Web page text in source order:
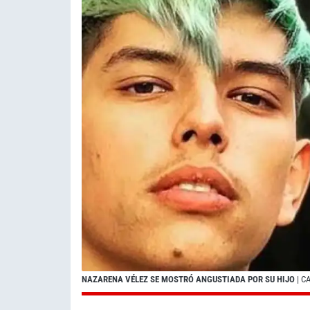
NAZARENA VÉLEZ SE MOSTRÓ ANGUSTIADA POR SU HIJO |